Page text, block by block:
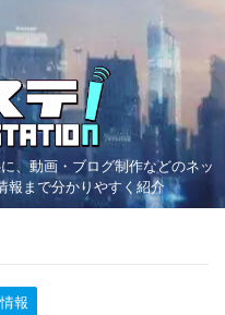
、動画・ブログ制作などのネッ
報まで分かりやすく紹介
報